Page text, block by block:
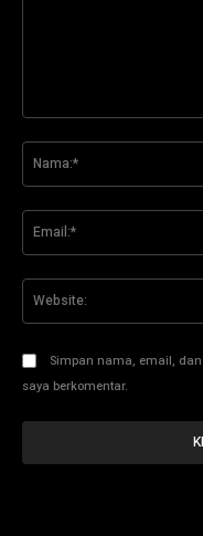
Simpan nama, email,
saya berkomentar.